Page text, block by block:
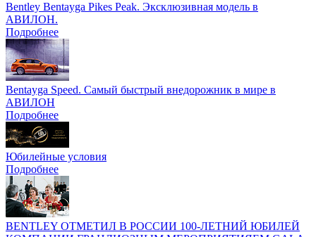
Bentley Bentayga Pikes Peak. Эксклюзивная модель в
АВИЛОН.
Подробнее
Bentayga Speed. Самый быстрый внедорожник в мире в
АВИЛОН
Подробнее
Юбилейные условия
Подробнее
BENTLEY ОТМЕТИЛ В РОССИИ 100-ЛЕТНИЙ ЮБИЛЕЙ